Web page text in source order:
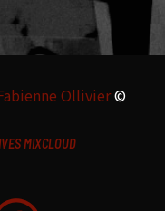
Ollivier©
MIXCLOUD